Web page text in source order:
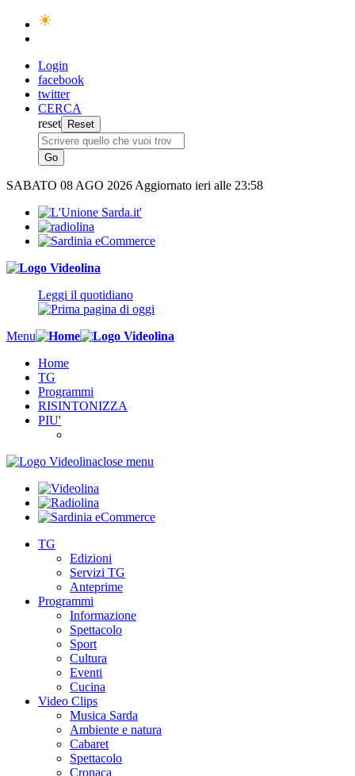
Login
facebook
twitter
CERCA
reset
SABATO 08 AGO 2026 Aggiornato ieri alle 23:58
Leggi il quotidiano
Menu
Home
TG
Programmi
RISINTONIZZA
PIU'
close menu
TG
Edizioni
Servizi TG
Anteprime
Programmi
Informazione
Spettacolo
Sport
Cultura
Eventi
Cucina
Video Clips
Musica Sarda
Ambiente e natura
Cabaret
Spettacolo
Cronaca